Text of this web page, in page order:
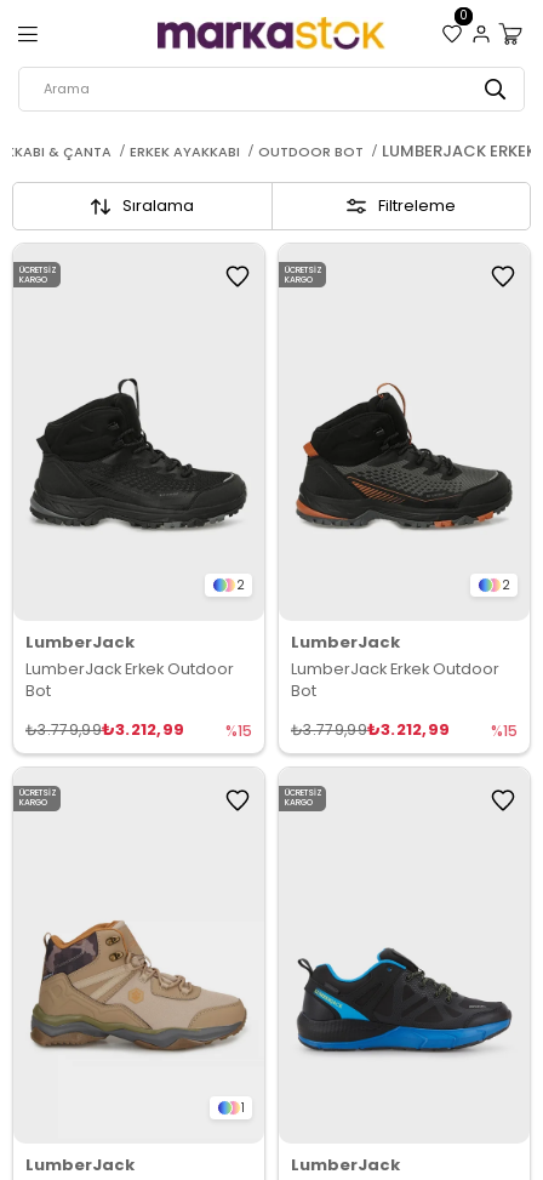
0
& ÇANTA ERKEK AYAKKABI OUTDOOR BOT LUMBERJACK
Filtreleme
Sıralama
2
LumberJack
LumberJack Erkek Outdoor
Bot
₺3.212,99
₺3.779,99 %15
ÜCRETSIZ
KARGO
2
LumberJack
LumberJack Erkek Outdoor
Bot
₺3.212,99
₺3.779,99 %15
ÜCRETSIZ
KARGO
1
LumberJack
ÜCRETSIZ
KARGO
LumberJack
ÜCRETSIZ
KARGO